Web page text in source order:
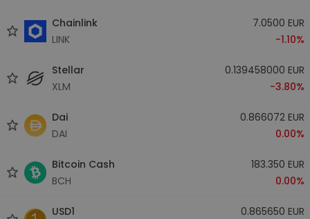
Chainlink
LINK
7.0500 EUR
-1.10%
Stellar
XLM
0.139458000 EUR
-3.80%
Dai
DAI
0.866072 EUR
0.00%
Bitcoin Cash
BCH
183.350 EUR
0.00%
USD1
0.865650 EUR